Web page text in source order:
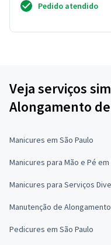
Pedido atendido
Veja serviços
Alongamento
Manicures em São Paulo
Manicures para Mão e Pé em
Manicures para Serviços
Manutenção de
Pedicures em São Paulo